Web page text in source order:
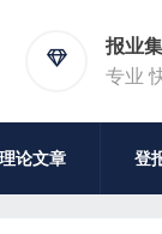
报业
专业
理论文章 登